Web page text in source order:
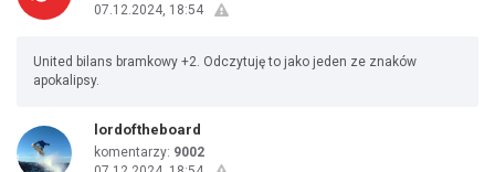
07.12.2024, 18:54
United bilans bramkowy +2. Odczytuję to jako jeden ze znaków
apokalipsy.
lordoftheboard
komentarzy: 9002